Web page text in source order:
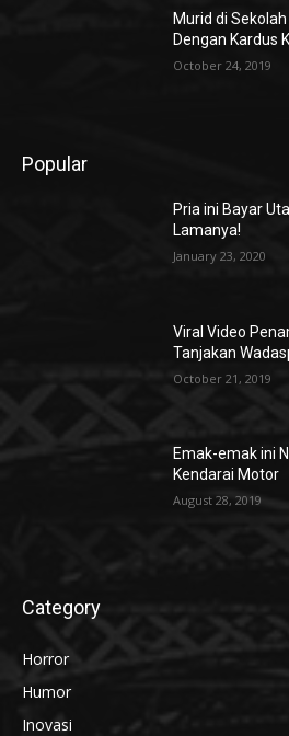
Murid di
Dengan Kardus
October 24, 2019
Popular
Pria ini Bayar
Lamanya!
January 23, 2020
Viral Video
Tanjakan
October 21, 2019
Emak-emak ini
Kendarai Motor
August 28, 2019
Category
Horror
Humor
Inovasi